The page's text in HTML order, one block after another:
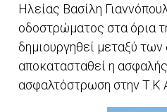
Ηλείας Βασίλη
οδοστρώματος στα όρια
δημιουργηθεί μεταξύ
αποκατασταθεί η
ασφαλτόστρωση στην Τ.Κ